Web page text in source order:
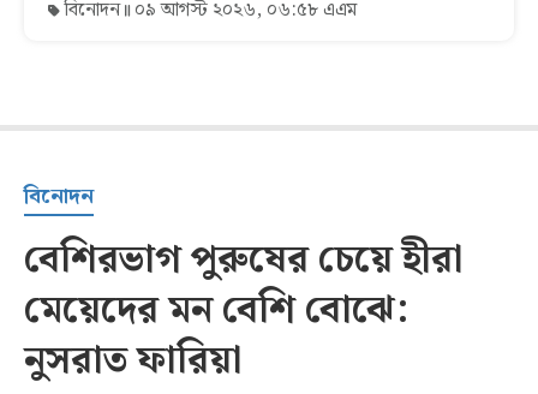
বিনোদন ০৯ আগস্ট ২০২৬, ০৬:৫৮ এএম
বিনোদন
বেশিরভাগ পুরুষের চেয়ে হীরা
মেয়েদের মন বেশি বোঝে:
নুসরাত ফারিয়া